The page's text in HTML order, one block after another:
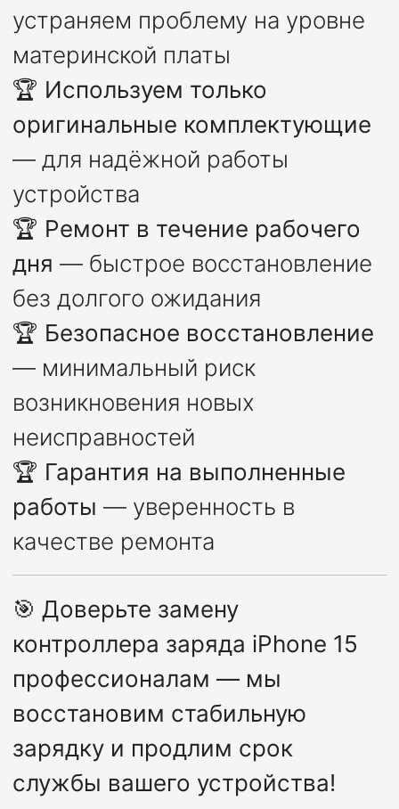
устраняем проблему на уровне
материнской платы
🏆 Используем только
оригинальные комплектующие
— для надёжной работы
устройства
🏆 Ремонт в течение рабочего
дня — быстрое восстановление
без долгого ожидания
🏆 Безопасное восстановление
— минимальный риск
возникновения новых
неисправностей
🏆 Гарантия на выполненные
работы — уверенность в
качестве ремонта
🎯 Доверьте замену
контроллера заряда iPhone 15
профессионалам — мы
восстановим стабильную
зарядку и продлим срок
службы вашего устройства!